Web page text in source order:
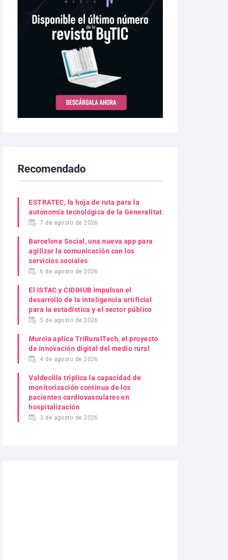
Recomendado
ESTRATEC, la hoja de ruta para la
autonomía tecnológica de la Generalitat
7 de agosto de 2026
Barcelona Social, una nueva app para
agilizar la comunicación con los
servicios sociales
6 de agosto de 2026
El ISTAC y CIDIHUB impulsan el
desarrollo de la inteligencia artificial
para la estadística y el sector público
5 de agosto de 2026
Murcia aplica TriRuralTech, el proyecto
de innovación digital del medio rural
4 de agosto de 2026
Valdecilla triplica la capacidad de
monitorización continua de los
pacientes cardiovasculares en
hospitalización
3 de agosto de 2026